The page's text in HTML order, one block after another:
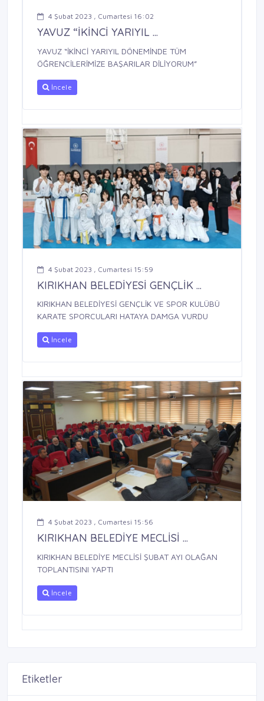
4 Şubat 2023 , Cumartesi 16:02
YAVUZ “İKİNCİ YARIYIL ...
YAVUZ “İKİNCİ YARIYIL DÖNEMİNDE TÜM
ÖĞRENCİLERİMİZE BAŞARILAR DİLİYORUM”
İncele
4 Şubat 2023 , Cumartesi 15:59
KIRIKHAN BELEDİYESİ GENÇLİK ...
KIRIKHAN BELEDİYESİ GENÇLİK VE SPOR KULÜBÜ
KARATE SPORCULARI HATAYA DAMGA VURDU
İncele
4 Şubat 2023 , Cumartesi 15:56
KIRIKHAN BELEDİYE MECLİSİ ...
KIRIKHAN BELEDİYE MECLİSİ ŞUBAT AYI OLAĞAN
TOPLANTISINI YAPTI
İncele
Etiketler